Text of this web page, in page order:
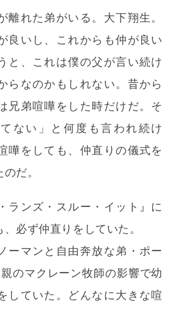
artists/new_actors/hiroto_oshita.html
離れた弟がいる。大下翔生。
良いし、これからも仲が良い
と、これは僕の父が言い続け
らなのかもしれない。昔から
兄弟喧嘩をした時だけだ。そ
ない」と何度も言われ続け
嘩をしても、仲直りの儀式を
だ。
ランズ・スルー・イット』に
必ず仲直りをしていた。
ーマンと自由奔放な弟・ポー
のマクレーン牧師の影響で幼
していた。どんなに大きな喧